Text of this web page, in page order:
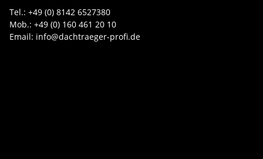
Tel.: +49 (0) 8142 6527380
Mob.: +49 (0) 160 461 20 10
Email: info@dachtraeger-profi.de